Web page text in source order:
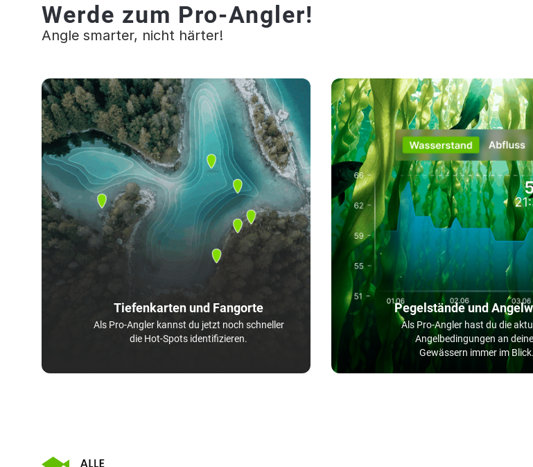
Werde zum Pro-Angler!
Angle smarter, nicht härter!
Tiefenkarten und Fangorte
Als Pro-Angler kannst du jetzt noch schneller
die Hot-Spots identifizieren.
Pegelstände und
Als Pro-Angler hast du die
Angelbedingungen an
Gewässern immer im Blick.